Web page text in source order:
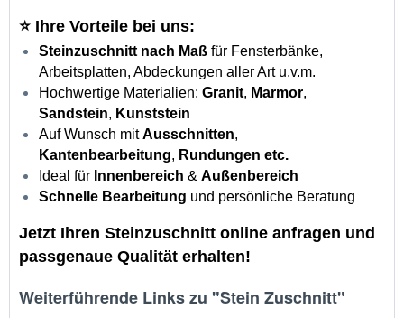
⭐ Ihre Vorteile bei uns:
Steinzuschnitt nach Maß für Fensterbänke,
Arbeitsplatten, Abdeckungen aller Art u.v.m.
Hochwertige Materialien: Granit, Marmor,
Sandstein, Kunststein
Auf Wunsch mitAusschnitten,
Kantenbearbeitung, Rundungen etc.
Ideal für Innenbereich & Außenbereich
Schnelle Bearbeitung und persönliche Beratung
Jetzt Ihren Steinzuschnitt online anfragen und
passgenaue Qualität erhalten!
Weiterführende Links zu "Stein Zuschnitt"